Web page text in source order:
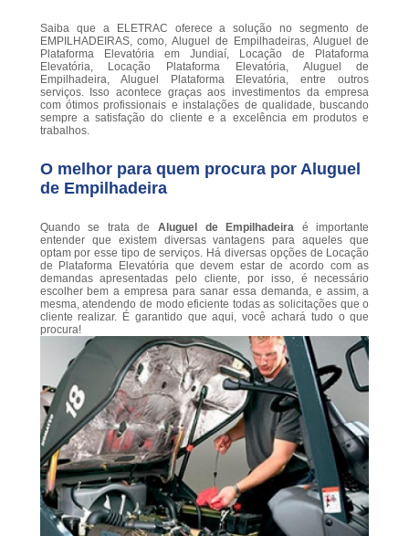
Saiba que a ELETRAC oferece a solução no segmento de
EMPILHADEIRAS, como, Aluguel de Empilhadeiras, Aluguel de
Plataforma Elevatória em Jundiaí, Locação de Plataforma
Elevatória, Locação Plataforma Elevatória, Aluguel de
Empilhadeira, Aluguel Plataforma Elevatória, entre outros
serviços. Isso acontece graças aos investimentos da empresa
com ótimos profissionais e instalações de qualidade, buscando
sempre a satisfação do cliente e a excelência em produtos e
trabalhos.
O melhor para quem procura por Aluguel
de Empilhadeira
Quando se trata de Aluguel de Empilhadeira é importante
entender que existem diversas vantagens para aqueles que
optam por esse tipo de serviços. Há diversas opções de Locação
de Plataforma Elevatória que devem estar de acordo com as
demandas apresentadas pelo cliente, por isso, é necessário
escolher bem a empresa para sanar essa demanda, e assim, a
mesma, atendendo de modo eficiente todas as solicitações que o
cliente realizar. É garantido que aqui, você achará tudo o que
procura!